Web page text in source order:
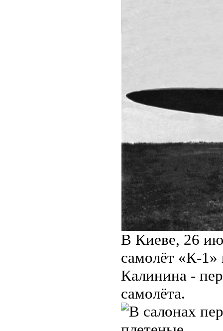
В Киеве, 26
самолёт «К-1»
Калинина -
самолёта.